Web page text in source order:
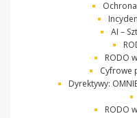
AI –
RODO
Cyfrowe
Dyrektywy:
RODO